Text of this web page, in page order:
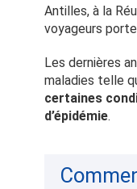
Antilles, à la
voyageurs
Les dernières
maladies telle
certaines
d’épidémie.